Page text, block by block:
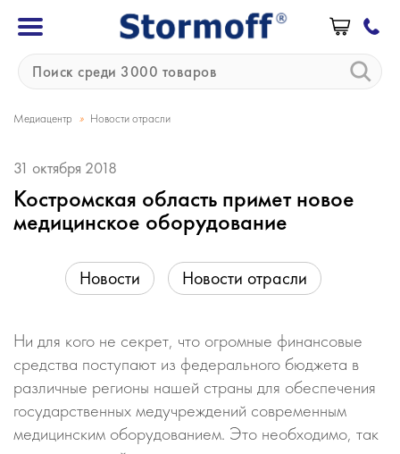
Медиацентр » Новости отрасли
31 октября 2018
Костромская область примет новое
медицинское оборудование
Новости Новости отрасли
Ни для кого не секрет, что огромные финансовые
средства поступают из федерального бюджета в
различные регионы нашей страны для обеспечения
государственных медучреждений современным
медицинским оборудованием. Это необходимо, так